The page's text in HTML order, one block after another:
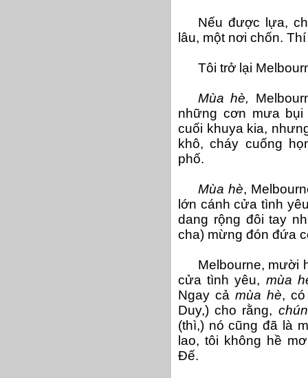
Nếu được lựa,
lâu, một nơi chốn.
Tôi trở lại
Mùa hè,
những cơn mưa
cuối khuya kia,
khô, cháy cuống
phố.
Mùa hè,
lớn cánh cửa tình
dang rộng đôi tay
cha) mừng đón đứa
Melbourne, mười
cửa tình yêu, mùa
Ngay cả mùa hè,
Duy,) cho rằng,
(thì,) nó cũng đã là
lao, tôi không hề
Đế.